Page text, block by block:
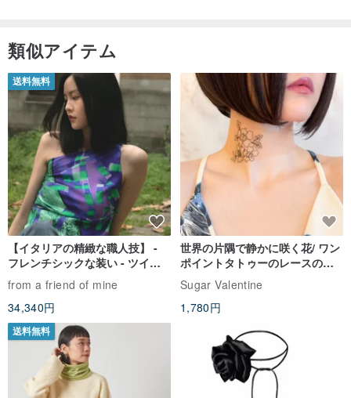
類似アイテム
送料無料
【イタリアの精緻な職人技】 -
フレンチシックな装い - ツイル
プリントシルクスカーフトップ
ス
from a friend of mine
34,340円
世界の片隅で静かに咲く花/ ワン
ポイントタトゥーのレースのチ
ョーカー SV649
Sugar Valentine
1,780円
送料無料